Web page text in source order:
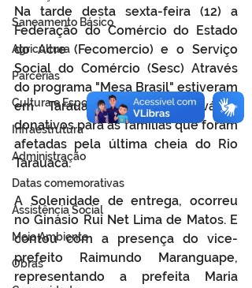
Saneamento Básico
Agricultura
Parcerias
Cultura e Esporte
Infraestrutura
Administração
Datas comemorativas
Assistência Social
Meio Ambiente
Obras
Na tarde desta sexta-feira (12) a
Federação do Comércio do Estado
do Acre (Fecomercio) e o Serviço
Social do Comércio (Sesc) Através
do programa "Mesa Brasil" estiveram
em Tarauacá entregando vários
donativos para as famílias que foram
afetadas pela última cheia do Rio
Tarauacá.
A Solenidade de entrega, ocorreu
no Ginásio Rui Net Lima de Matos. E
contou com a presença do vice-
prefeito Raimundo Maranguape,
representando a prefeita Maria